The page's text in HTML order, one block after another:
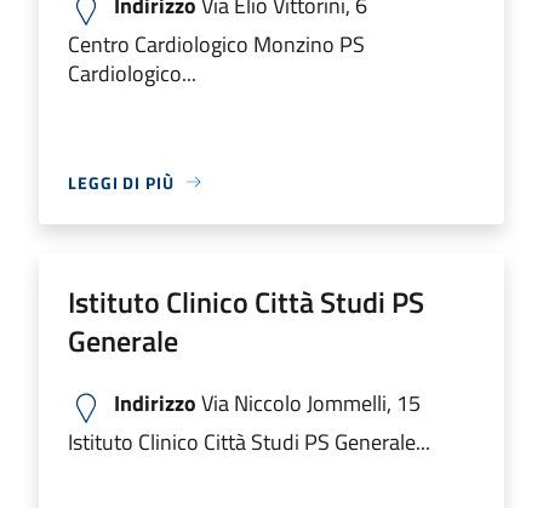
Centro Cardiologico Monzino PS
Cardiologico...
LEGGI DI PIÙ
Istituto Clinico Città Studi PS
Generale
IndirizzoVia Niccolo Jommelli, 15
Istituto Clinico Città Studi PS Generale...